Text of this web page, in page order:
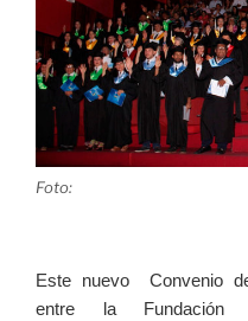
Foto:
Este nuevo Convenio
entre la Fundación